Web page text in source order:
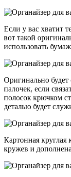
Если у вас хватит
вот такой
использовать
Оригинально будет
палочек, если
полосок крючком
деталью будет
Картонная круглая
кружев и